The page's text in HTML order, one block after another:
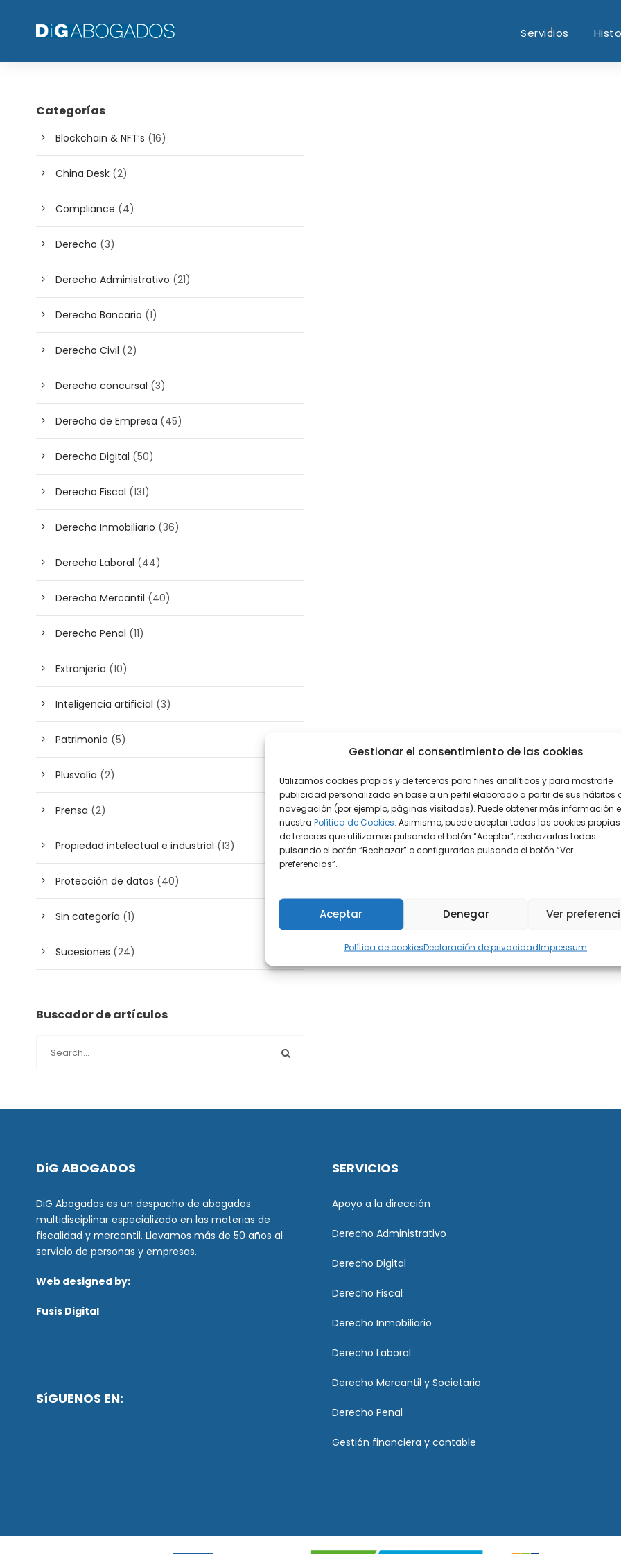
Gestionar el consentimiento de las cookies
Utilizamos cookies propias y de terceros para fines analíticos y para mostrarle
publicidad personalizada en base a un perfil elaborado a partir de sus hábitos
navegación (por ejemplo, páginas visitadas). Puede obtener más información
nuestra Política de Cookies. Asimismo, puede aceptar todas las cookies
de terceros que utilizamos pulsando el botón “Aceptar”, rechazarlas todas
pulsando el botón “Rechazar” o configurarlas pulsando el botón “Ver
preferencias”.
Aceptar Denegar Ver
Política de cookiesDeclaración de privacidadImpressum
Servicios
Categorías
Blockchain & NFT’s (16)
China Desk (2)
Compliance (4)
Derecho (3)
Derecho Administrativo (21)
Derecho Bancario (1)
Derecho Civil (2)
Derecho concursal (3)
Derecho de Empresa (45)
Derecho Digital (50)
Derecho Fiscal (131)
Derecho Inmobiliario (36)
Derecho Laboral (44)
Derecho Mercantil (40)
Derecho Penal (11)
Extranjería (10)
Inteligencia artificial (3)
Patrimonio (5)
Plusvalía (2)
Prensa (2)
Propiedad intelectual e industrial (13)
Protección de datos (40)
Sin categoría (1)
Sucesiones (24)
Buscador de artículos
DiG ABOGADOS
DiG Abogados es un despacho de abogados
multidisciplinar especializado en las materias de
fiscalidad y mercantil. Llevamos más de 50 años al
servicio de personas y empresas.
Web designed by:
Fusis Digital
SíGUENOS EN:
SERVICIOS
Apoyo a la dirección
Derecho Administrativo
Derecho Digital
Derecho Fiscal
Derecho Inmobiliario
Derecho Laboral
Derecho Mercantil y Societario
Derecho Penal
Gestión financiera y contable